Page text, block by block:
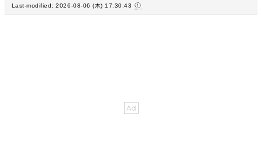
Last-modified: 2026-08-06 (木) 17:30:43